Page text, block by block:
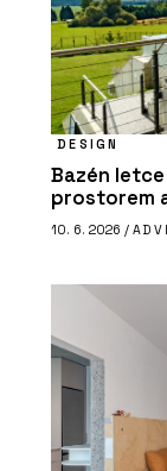
DESIGN
Bazén
prostorem
10. 6. 2026 /